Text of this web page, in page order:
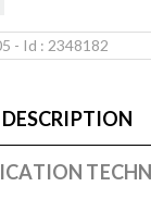
- Id : 2348182
DESCRIPTION